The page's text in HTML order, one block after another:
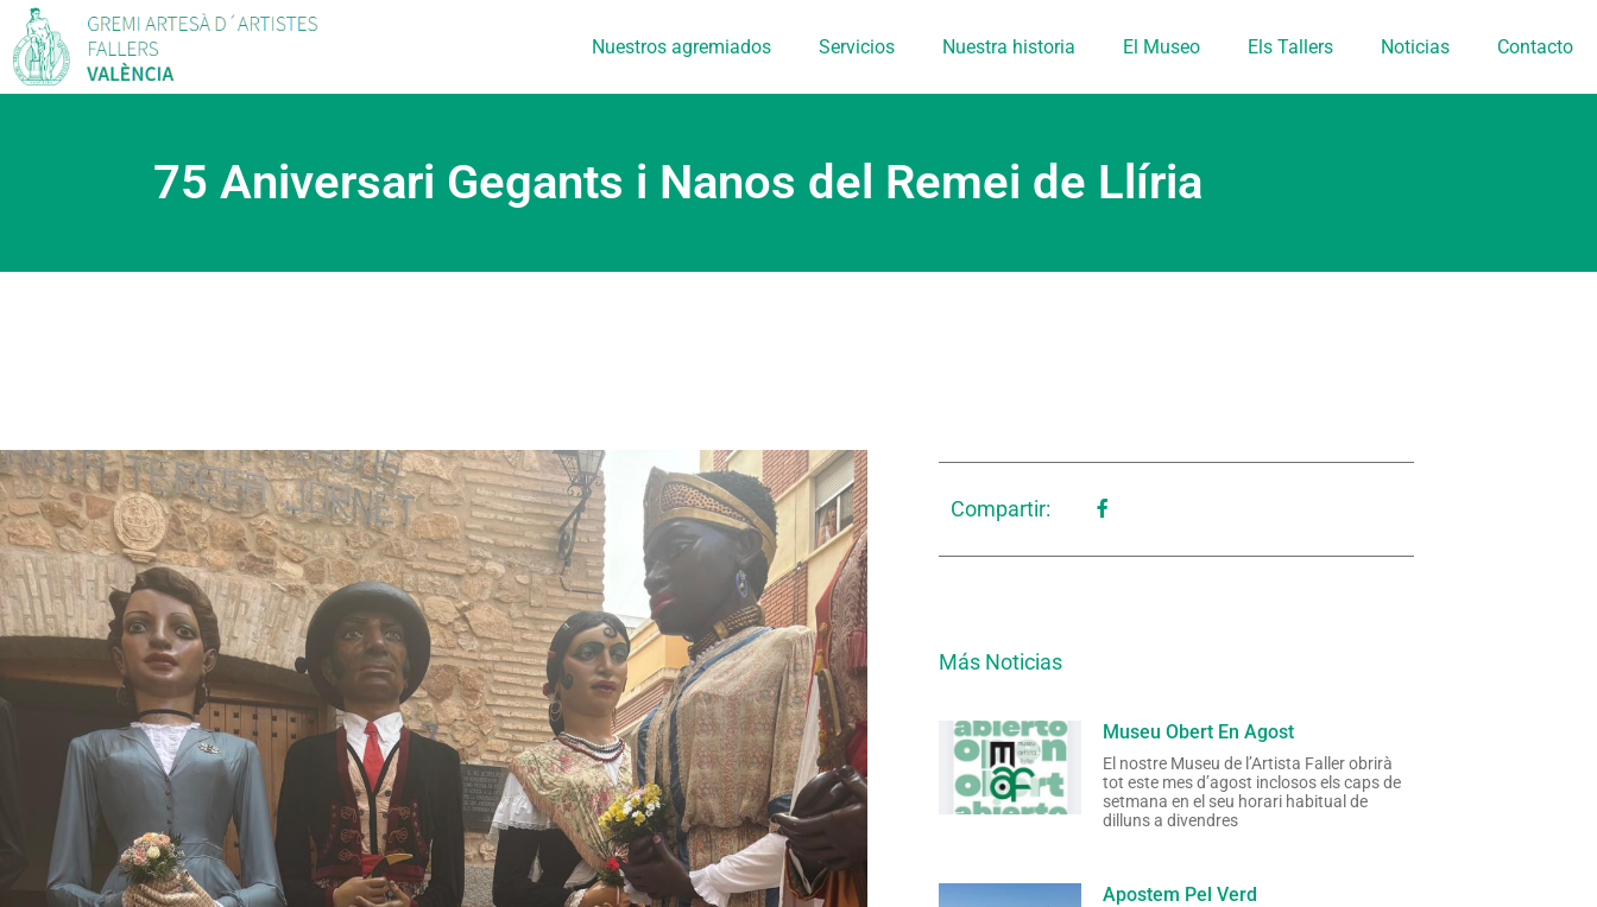
Nuestros agremiados Servicios Nuestra historia El Museo Els Tallers Noticias Contacto
75 Aniversari Gegants i Nanos del Remei de Llíria
Compartir:
Más Noticias
Museu Obert En Agost
El nostre Museu de l’Artista Faller obrirà
tot este mes d’agost inclosos els caps de
setmana en el seu horari habitual de
dilluns a divendres
Apostem Pel Verd